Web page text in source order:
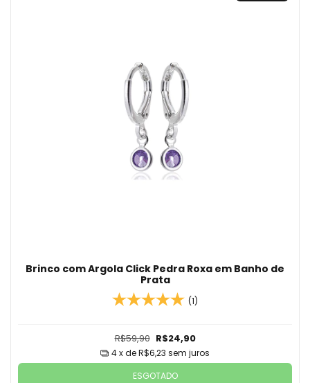
Brinco com Argola Click Pedra Roxa em Banho de
Prata
(1)
R$59,90 R$24,90
4x deR$6,23 sem juros
ESGOTADO